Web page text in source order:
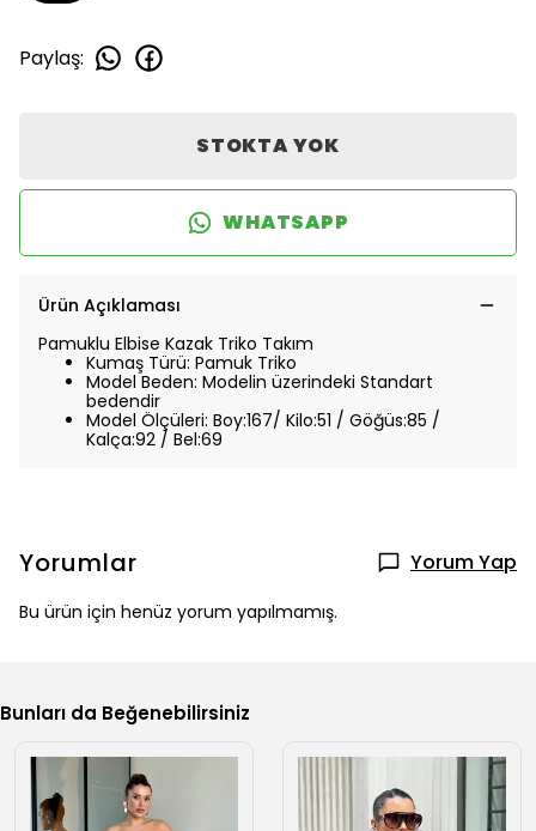
Paylaş:
STOKTA YOK
WHATSAPP
Ürün Açıklaması
Pamuklu Elbise Kazak Triko Takım
Kumaş Türü: Pamuk Triko
Model Beden: Modelin üzerindeki Standart
bedendir
Model Ölçüleri: Boy:167/ Kilo:51 / Göğüs:85 /
Kalça:92 / Bel:69
Yorumlar Yorum Yap
Bu ürün için henüz yorum yapılmamış.
Bunları da Beğenebilirsiniz